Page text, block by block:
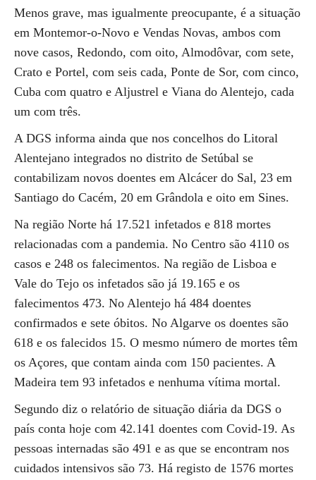
Menos grave, mas igualmente preocupante, é a situação
em Montemor-o-Novo e Vendas Novas, ambos com
nove casos, Redondo, com oito, Almodôvar, com sete,
Crato e Portel, com seis cada, Ponte de Sor, com cinco,
Cuba com quatro e Aljustrel e Viana do Alentejo, cada
um com três.
A DGS informa ainda que nos concelhos do Litoral
Alentejano integrados no distrito de Setúbal se
contabilizam novos doentes em Alcácer do Sal, 23 em
Santiago do Cacém, 20 em Grândola e oito em Sines.
Na região Norte há 17.521 infetados e 818 mortes
relacionadas com a pandemia. No Centro são 4110 os
casos e 248 os falecimentos. Na região de Lisboa e
Vale do Tejo os infetados são já 19.165 e os
falecimentos 473. No Alentejo há 484 doentes
confirmados e sete óbitos. No Algarve os doentes são
618 e os falecidos 15. O mesmo número de mortes têm
os Açores, que contam ainda com 150 pacientes. A
Madeira tem 93 infetados e nenhuma vítima mortal.
Segundo diz o relatório de situação diária da DGS o
país conta hoje com 42.141 doentes com Covid-19. As
pessoas internadas são 491 e as que se encontram nos
cuidados intensivos são 73. Há registo de 1576 mortes